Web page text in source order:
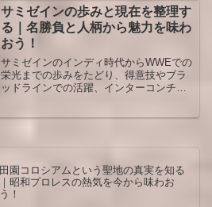
では見えない二人の役割、キャラクター
の変化、ファン評価が割れる理由まで、
人物図鑑として読みやすくまとめまし
た。
サミゼインの歩みと現在を整理す
る｜名勝負と人柄から魅力を味わ
おう！
サミゼインのインディ時代からWWEでの
栄光までの歩みをたどり、得意技やブラ
ッドラインでの活躍、インターコンチネ
れます。
田園コロシアムという聖地の真実を知る
｜昭和プロレスの熱気を今から味わお
う！